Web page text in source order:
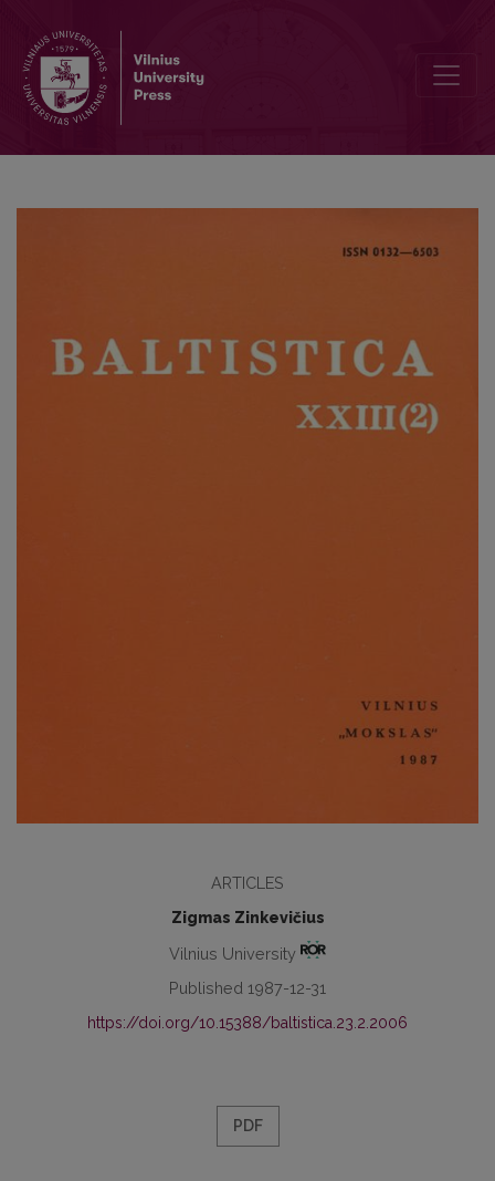
ARTICLES
Zigmas Zinkevičius
Vilnius University
Published 1987-12-31
https://doi.org/10.15388/baltistica.23.2.2006
PDF